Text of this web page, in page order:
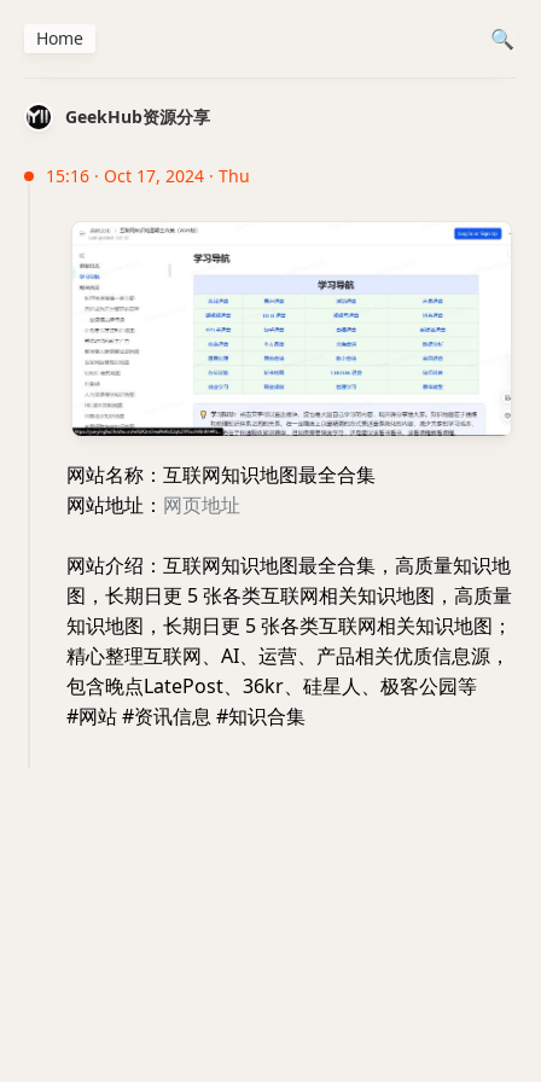
GeekHub资源分享
15:16 · Oct 17, 2024 · Thu
网站名称：互联网知识地图最全合集
网站地址： 网页地址
网站介绍：互联网知识地图最全合集，高质量知识地
图，长期日更 5 张各类互联网相关知识地图，高质量
知识地图，长期日更 5 张各类互联网相关知识地图；
精心整理互联网、AI、运营、产品相关优质信息源，
包含晚点LatePost、36kr、硅星人、极客公园等
#网站 #资讯信息 #知识合集
Home